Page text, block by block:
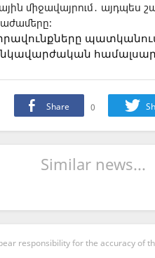
միջավայրում․ այդպես
իրավունքները
Share 0
Similar news...
responsibility for the accuracy of